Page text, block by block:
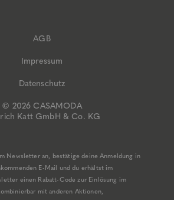
© 2026 CASAMODA
Katt GmbH & Co. KG
AGB
Impressum
Datenschutz
Newsletter an, bestätige deine Anmeldung in
E-Mail und du erhältst im
einen Rabatt-Code zur Einlösung im
mit anderen Aktionen,